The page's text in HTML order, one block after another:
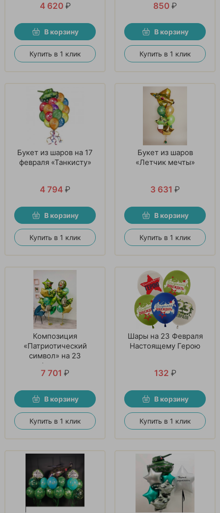
4 620 ₽
В корзину
Купить в 1 клик
850 ₽
В корзину
Купить в 1 клик
Букет из шаров на 17
февраля «Танкисту»
4 794 ₽
В корзину
Купить в 1 клик
Букет из шаров
«Летчик мечты»
3 631 ₽
В корзину
Купить в 1 клик
Композиция
«Патриотический
символ» на 23
февраля
7 701 ₽
В корзину
Купить в 1 клик
Шары на 23 Февраля
Настоящему Герою
132 ₽
В корзину
Купить в 1 клик